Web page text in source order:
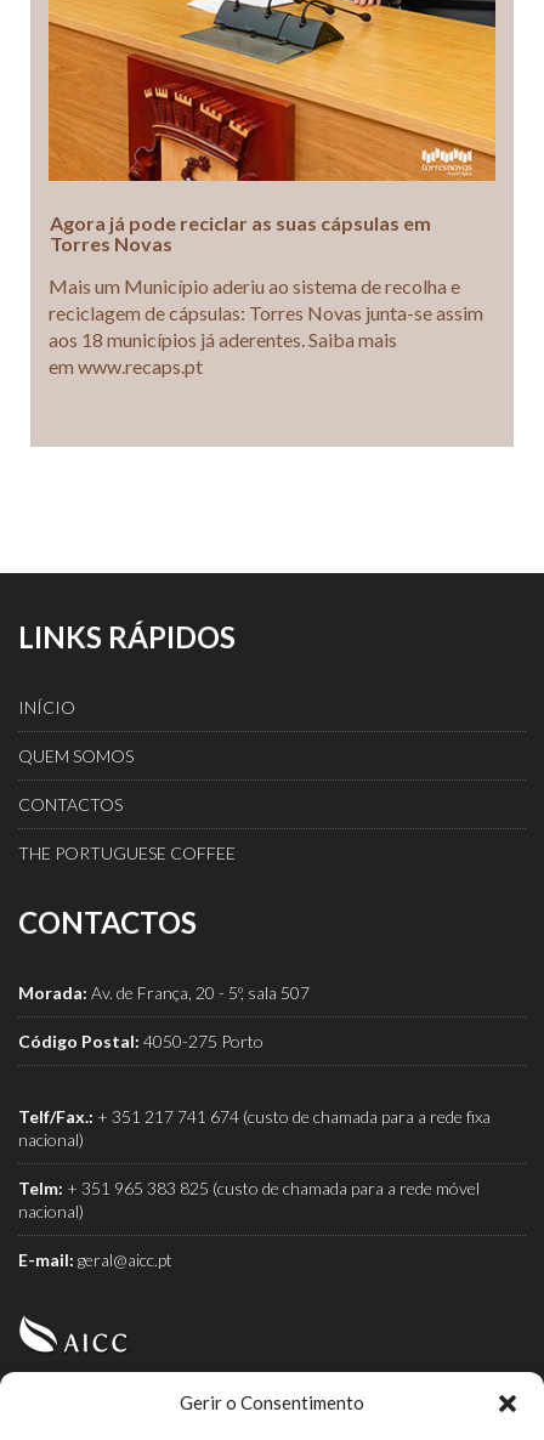
Gerir o Consentimento
Agora já pode reciclar as suas cápsulas em
Torres Novas
Mais um Município aderiu ao sistema de recolha e
reciclagem de cápsulas: Torres Novas junta-se assim
aos 18 municípios já aderentes. Saiba mais
em www.recaps.pt
LINKS RÁPIDOS
INÍCIO
QUEM SOMOS
CONTACTOS
THE PORTUGUESE COFFEE
CONTACTOS
Morada: Av. de França, 20 - 5º, sala 507
Código Postal: 4050-275 Porto
Telf/Fax.: + 351 217 741 674 (custo de chamada para a rede fixa
nacional)
Telm: + 351 965 383 825 (custo de chamada para a rede móvel
nacional)
E-mail: geral@aicc.pt
AICC (Associação Industrial e Comercial do Café) é a